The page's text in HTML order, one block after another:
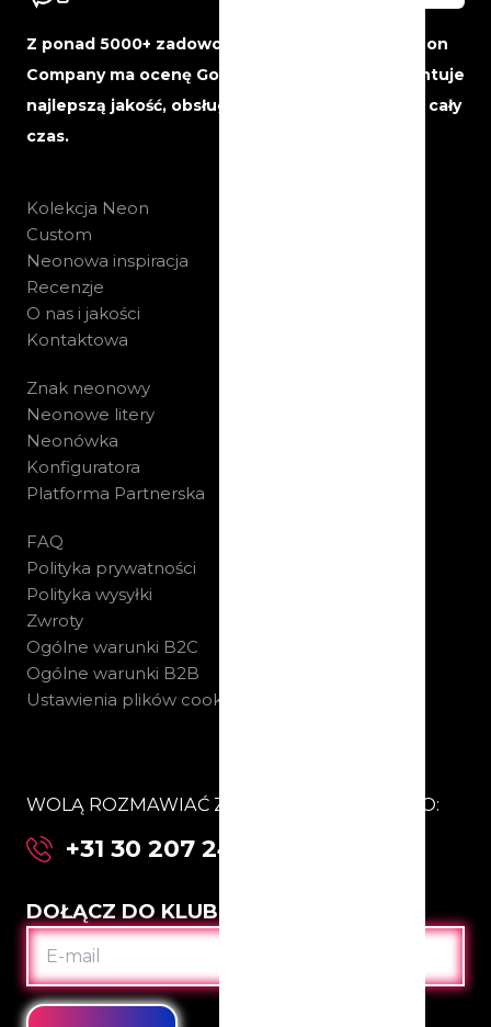
Z ponad 5000+ zadowolonych klientów, The Neon
Company ma ocenę Google 5 gwiazdek i gwarantuje
najlepszą jakość, obsługę i niezawodność przez cały
czas.
Kolekcja Neon
Custom
Neonowa inspiracja
Recenzje
O nas i jakości
Kontaktowa
Znak neonowy
Neonowe litery
Neonówka
Konfiguratora
Platforma Partnerska
FAQ
Polityka prywatności
Polityka wysyłki
Zwroty
Ogólne warunki B2C
Ogólne warunki B2B
Ustawienia plików cookie
WOLĄ ROZMAWIAĆ Z NAMI BEZPOŚREDNIO:
+31 30 207 24 67
DOŁĄCZ DO KLUBU
E-
MAIL